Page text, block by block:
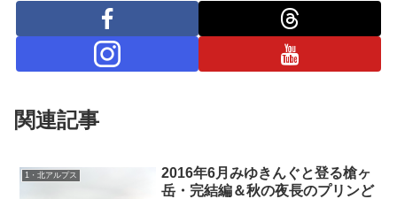
関連記事
1・北アルプス
2016年6月みゆきんぐと登る槍ヶ
岳・完結編＆秋の夜長のプリンど